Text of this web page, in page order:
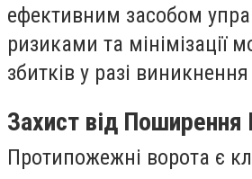
ефективним засобом
ризиками та мінімізації
збитків у разі
Захист від Поширення
Протипожежні ворота є